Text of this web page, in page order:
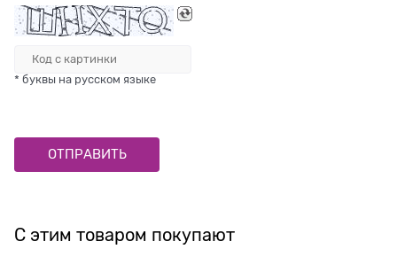
* буквы на русском языке
С этим товаром покупают